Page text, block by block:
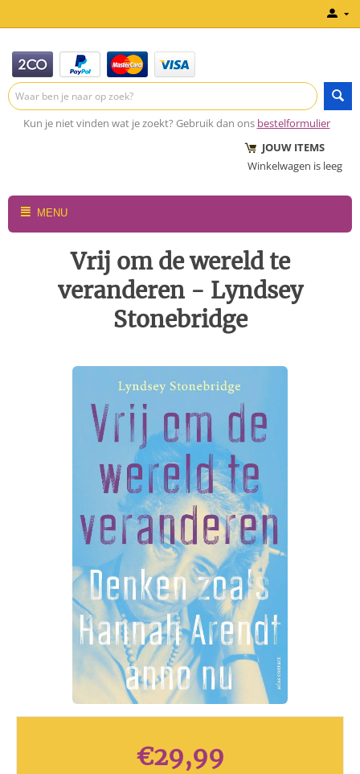
Kun je niet vinden wat je zoekt? Gebruik dan ons bestelformulier
JOUW ITEMS
Winkelwagen is leeg
MENU
Vrij om de wereld te
veranderen - Lyndsey
Stonebridge
€29,99